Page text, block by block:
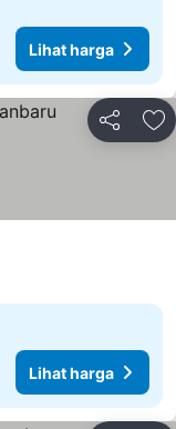
Lihat harga
Kongsi
Lihat harga